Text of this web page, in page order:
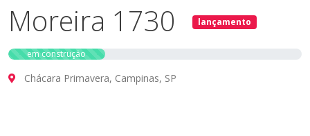
Moreira 1730 lançamento
em construção
Chácara Primavera, Campinas, SP